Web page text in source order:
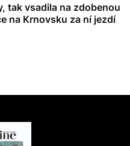
tak vsadila na zdobenou
na Krnovsku za ní jezdí